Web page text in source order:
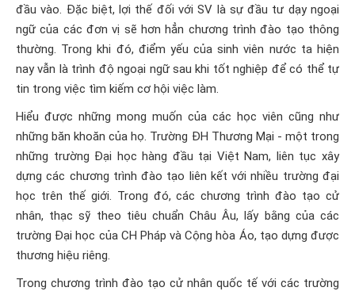
đầu vào. Đặc biệt, lợi thế đối với SV là sự đầu tư dạy ngoại
ngữ của các đơn vị sẽ hơn hẳn chương trình đào tạo thông
thường. Trong khi đó, điểm yếu của sinh viên nước ta hiện
nay vẫn là trình độ ngoại ngữ sau khi tốt nghiệp để có thể tự
tin trong việc tìm kiếm cơ hội việc làm.
Hiểu được những mong muốn của các học viên cũng như
những băn khoăn của họ. Trường ĐH Thương Mại - một trong
những trường Đại học hàng đầu tại Việt Nam, liên tục xây
dựng các chương trình đào tạo liên kết với nhiều trường đại
học trên thế giới. Trong đó, các chương trình đào tạo cử
nhân, thạc sỹ theo tiêu chuẩn Châu Âu, lấy bằng của các
trường Đại học của CH Pháp và Cộng hòa Áo, tạo dựng được
thương hiệu riêng.
Trong chương trình đào tạo cử nhân quốc tế với các trường